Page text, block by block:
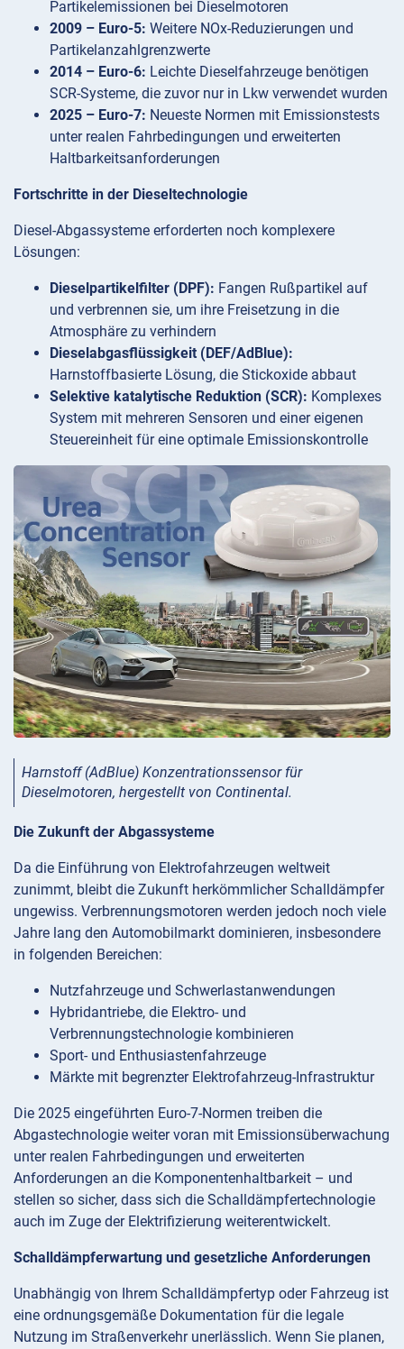
Partikelemissionen bei Dieselmotoren
2009 – Euro-5: Weitere NOx-Reduzierungen und
Partikelanzahlgrenzwerte
2014 – Euro-6: Leichte Dieselfahrzeuge benötigen
SCR-Systeme, die zuvor nur in Lkw verwendet wurden
2025 – Euro-7: Neueste Normen mit Emissionstests
unter realen Fahrbedingungen und erweiterten
Haltbarkeitsanforderungen
Fortschritte in der Dieseltechnologie
Diesel-Abgassysteme erforderten noch komplexere
Lösungen:
Dieselpartikelfilter (DPF): Fangen Rußpartikel auf
und verbrennen sie, um ihre Freisetzung in die
Atmosphäre zu verhindern
Dieselabgasflüssigkeit (DEF/AdBlue):
Harnstoffbasierte Lösung, die Stickoxide abbaut
Selektive katalytische Reduktion (SCR): Komplexes
System mit mehreren Sensoren und einer eigenen
Steuereinheit für eine optimale Emissionskontrolle
Harnstoff (AdBlue) Konzentrationssensor für
Dieselmotoren, hergestellt von Continental.
Die Zukunft der Abgassysteme
Da die Einführung von Elektrofahrzeugen weltweit
zunimmt, bleibt die Zukunft herkömmlicher Schalldämpfer
ungewiss. Verbrennungsmotoren werden jedoch noch viele
Jahre lang den Automobilmarkt dominieren, insbesondere
in folgenden Bereichen:
Nutzfahrzeuge und Schwerlastanwendungen
Hybridantriebe, die Elektro- und
Verbrennungstechnologie kombinieren
Sport- und Enthusiastenfahrzeuge
Märkte mit begrenzter Elektrofahrzeug-Infrastruktur
Die 2025 eingeführten Euro-7-Normen treiben die
Abgastechnologie weiter voran mit Emissionsüberwachung
unter realen Fahrbedingungen und erweiterten
Anforderungen an die Komponentenhaltbarkeit – und
stellen so sicher, dass sich die Schalldämpfertechnologie
auch im Zuge der Elektrifizierung weiterentwickelt.
Schalldämpferwartung und gesetzliche Anforderungen
Unabhängig von Ihrem Schalldämpfertyp oder Fahrzeug ist
eine ordnungsgemäße Dokumentation für die legale
Nutzung im Straßenverkehr unerlässlich. Wenn Sie planen,